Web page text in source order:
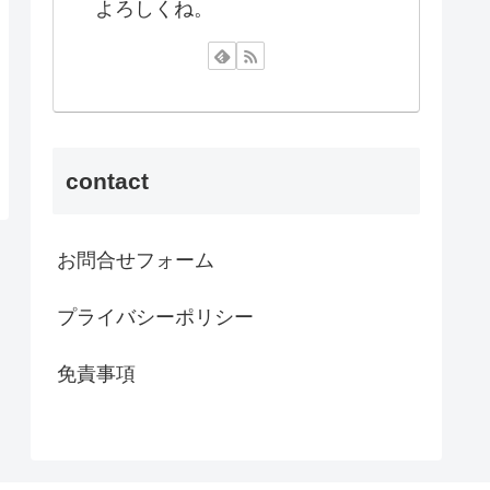
よろしくね。
contact
お問合せフォーム
プライバシーポリシー
免責事項